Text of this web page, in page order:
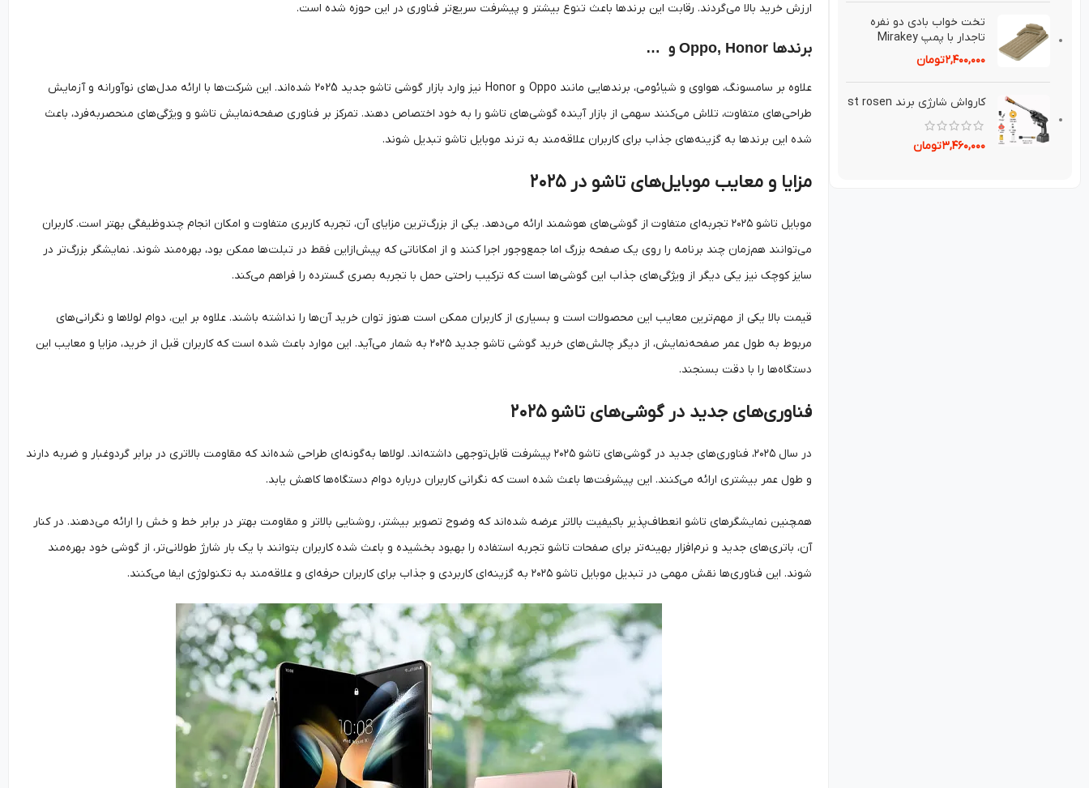
تخت خواب بادی دو نفره
تاجدار با پمپ Mirakey
۲,۴۰۰,۰۰۰تومان
کارواش شارژی برند st rosen
۳,۴۶۰,۰۰۰تومان
ارزش خرید بالا می‌گردند. رقابت این برندها باعث تنوع بیشتر و پیشرفت سریع‌تر فناوری در این حوزه شده است.
برندها و …
علاوه بر سامسونگ، هواوی و شیائومی، برندهایی مانند Oppo و Honor نیز وارد بازار گوشی تاشو جدید 2025 شده‌اند. این شرکت‌ها با ارائه مدل‌های نوآورانه و آزمایش
طراحی‌های متفاوت، تلاش می‌کنند سهمی از بازار آینده گوشی‌های تاشو را به خود اختصاص دهند. تمرکز بر فناوری صفحه‌نمایش تاشو و ویژگی‌های منحصربه‌فرد، باعث
شده این برندها به گزینه‌های جذاب برای کاربران علاقه‌مند به ترند موبایل تاشو تبدیل شوند.
مزایا و معایب موبایل‌های تاشو در ۲۰۲۵
موبایل تاشو ۲۰۲۵ تجربه‌ای متفاوت از گوشی‌های هوشمند ارائه می‌دهد. یکی از بزرگ‌ترین مزایای آن، تجربه کاربری متفاوت و امکان انجام چندوظیفگی بهتر است. کاربران
می‌توانند هم‌زمان چند برنامه را روی یک صفحه بزرگ اما جمع‌وجور اجرا کنند و از امکاناتی که پیش‌ازاین فقط در تبلت‌ها ممکن بود، بهره‌مند شوند. نمایشگر بزرگ‌تر در
سایز کوچک نیز یکی دیگر از ویژگی‌های جذاب این گوشی‌ها است که ترکیب راحتی حمل با تجربه بصری گسترده را فراهم می‌کند.
قیمت بالا یکی از مهم‌ترین معایب این محصولات است و بسیاری از کاربران ممکن است هنوز توان خرید آن‌ها را نداشته باشند. علاوه بر این، دوام لولاها و نگرانی‌های
مربوط به طول عمر صفحه‌نمایش، از دیگر چالش‌های خرید گوشی تاشو جدید ۲۰۲۵ به شمار می‌آید. این موارد باعث شده است که کاربران قبل از خرید، مزایا و معایب این
دستگاه‌ها را با دقت بسنجند.
فناوری‌های جدید در گوشی‌های تاشو ۲۰۲۵
در سال ۲۰۲۵، فناوری‌های جدید در گوشی‌های تاشو ۲۰۲۵ پیشرفت قابل‌توجهی داشته‌اند. لولاها به‌گونه‌ای طراحی شده‌اند که مقاومت بالاتری در برابر گردوغبار و ضربه دارند
و طول عمر بیشتری ارائه می‌کنند. این پیشرفت‌ها باعث شده است که نگرانی کاربران درباره دوام دستگاه‌ها کاهش یابد.
همچنین نمایشگرهای تاشو انعطاف‌پذیر باکیفیت بالاتر عرضه شده‌اند که وضوح تصویر بیشتر، روشنایی بالاتر و مقاومت بهتر در برابر خط و خش را ارائه می‌دهند. در کنار
آن، باتری‌های جدید و نرم‌افزار بهینه‌تر برای صفحات تاشو تجربه استفاده را بهبود بخشیده و باعث شده کاربران بتوانند با یک بار شارژ طولانی‌تر، از گوشی خود بهره‌مند
شوند. این فناوری‌ها نقش مهمی در تبدیل موبایل تاشو ۲۰۲۵ به گزینه‌ای کاربردی و جذاب برای کاربران حرفه‌ای و علاقه‌مند به تکنولوژی ایفا می‌کنند.